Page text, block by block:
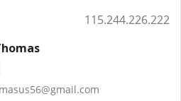
115.244.226.222